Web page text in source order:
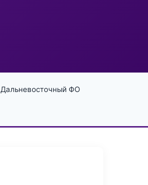
Дальневосточный ФО